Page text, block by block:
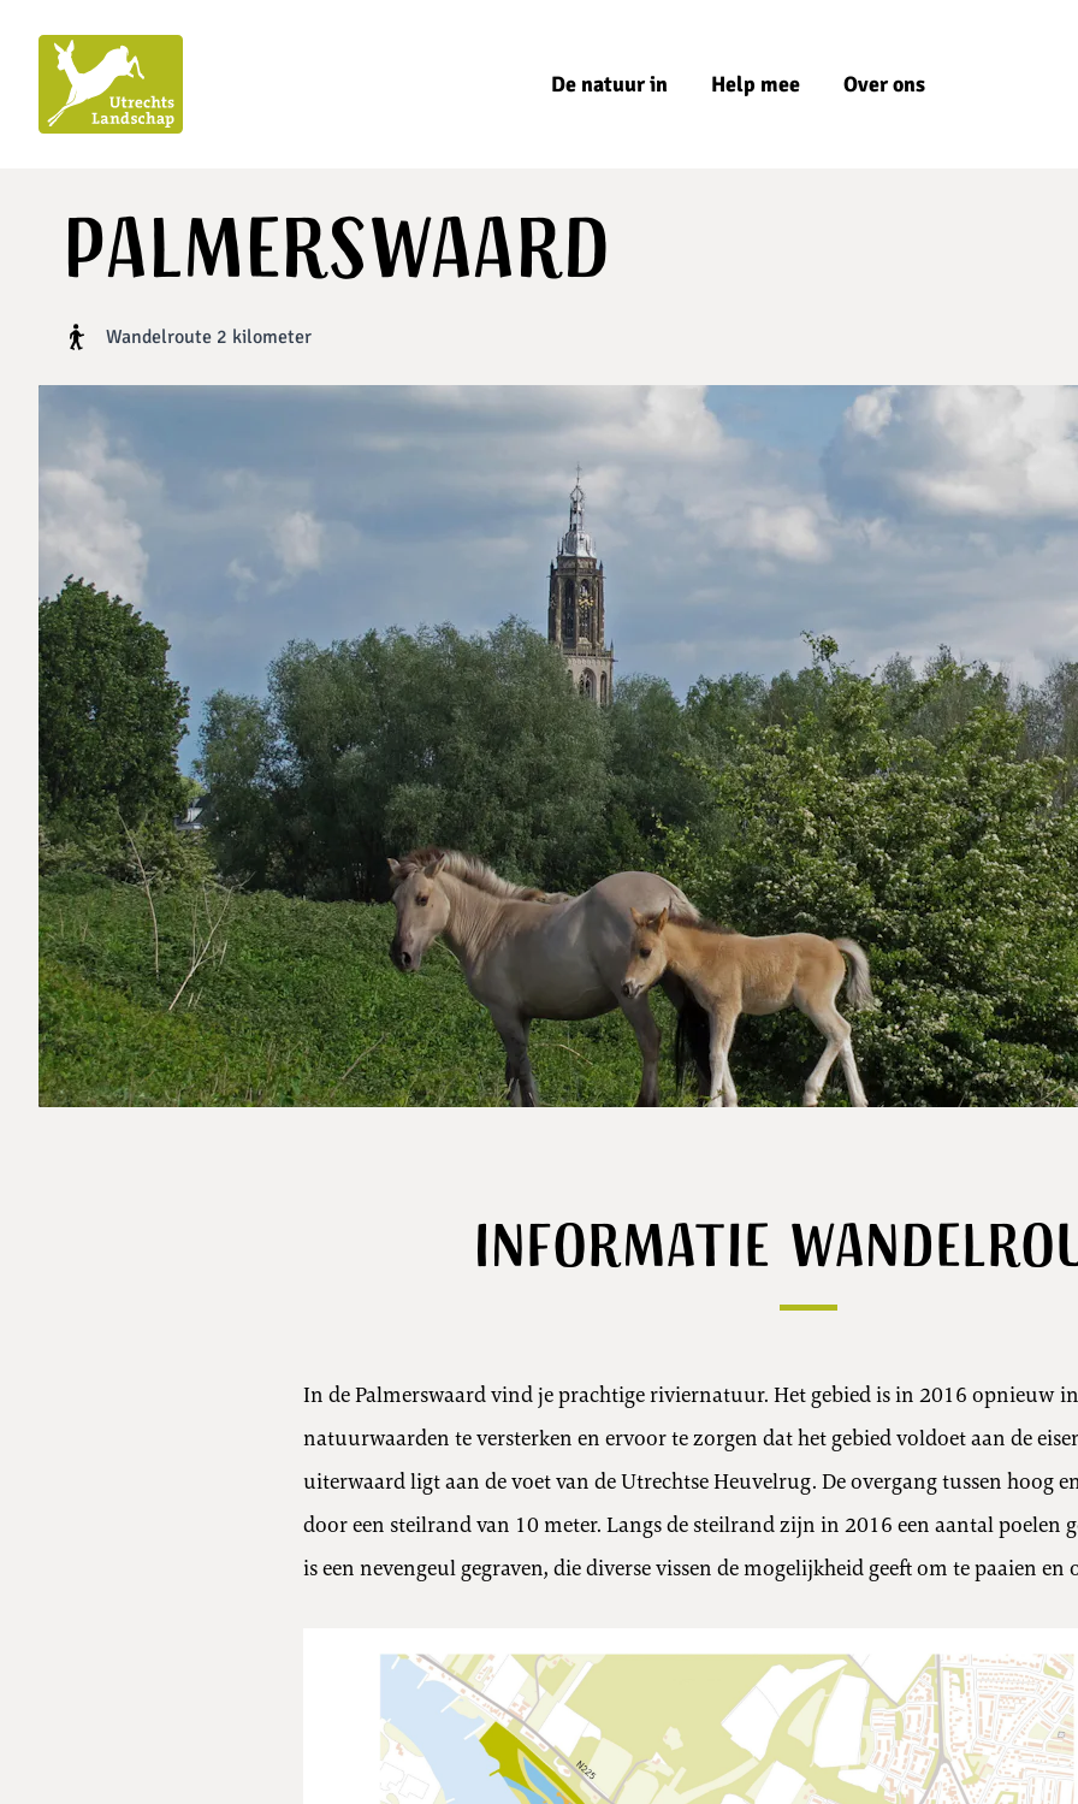
De natuur in Help mee Over ons
Palmerswaard
Wandelroute 2 kilometer
Informatie
In de Palmerswaard vind je prachtige riviernatuur. Het gebied is in 2016 opnieuw
natuurwaarden te versterken en ervoor te zorgen dat het gebied voldoet aan de
uiterwaard ligt aan de voet van de Utrechtse Heuvelrug. De overgang tussen hoog
door een steilrand van 10 meter. Langs de steilrand zijn in 2016 een aantal poelen
is een nevengeul gegraven, die diverse vissen de mogelijkheid geeft om te paaien en